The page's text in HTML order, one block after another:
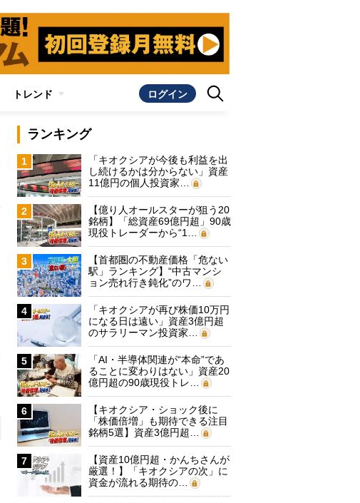
トレンド ログイン
ランキング
1
「キオクシアが今後も利益を出
し続けるかは分からない」資産
11億円の個人投資家…
2
【億り人オールスターが狙う20
銘柄】「総資産69億円超」90歳
現役トレーダーから“1…
3
【首都圏の不動産価格「危ない
駅」ランキング】“中古マンシ
ョン売れ行き鈍化”のワ…
4
「キオクシアが再び株価10万円
になる日は遠い」資産3億円超
のサラリーマン投資家…
5
「AI・半導体関連が“本命”であ
ることに変わりはない」資産20
億円超の90歳現役トレ…
6
【キオクシア・ショック後に
「株価倍増」も期待できる注目
銘柄5選】資産3億円超…
7
【資産10億円超・かんちさんが
厳選！】「キオクシアの次」に
資金が流れる期待の…